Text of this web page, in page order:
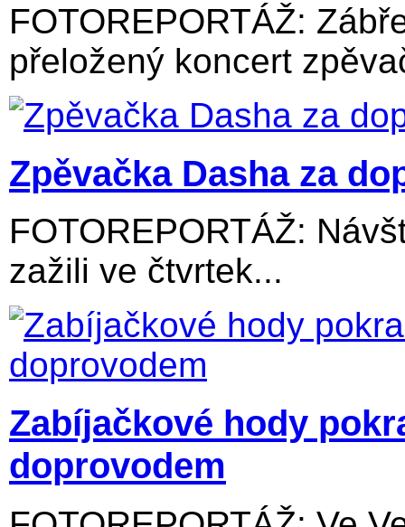
FOTOREPORTÁŽ:
přeložený koncert
Zpěvačka Dasha za
FOTOREPORTÁŽ:
zažili ve čtvrtek...
Zabíjačkové hody
doprovodem